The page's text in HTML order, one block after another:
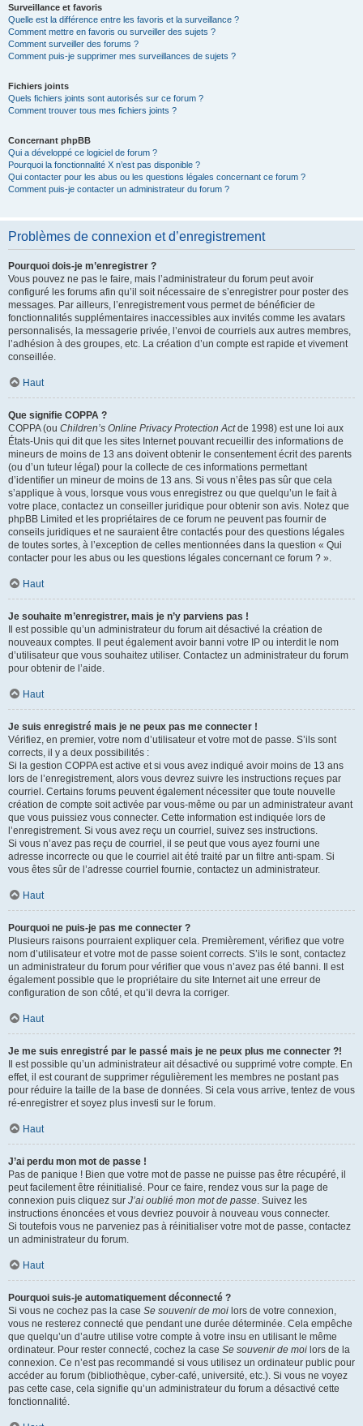
Surveillance et favoris
Quelle est la différence entre les favoris et la surveillance ?
Comment mettre en favoris ou surveiller des sujets ?
Comment surveiller des forums ?
Comment puis-je supprimer mes surveillances de sujets ?
Fichiers joints
Quels fichiers joints sont autorisés sur ce forum ?
Comment trouver tous mes fichiers joints ?
Concernant phpBB
Qui a développé ce logiciel de forum ?
Pourquoi la fonctionnalité X n’est pas disponible ?
Qui contacter pour les abus ou les questions légales concernant ce forum ?
Comment puis-je contacter un administrateur du forum ?
Problèmes de connexion et d’enregistrement
Pourquoi dois-je m’enregistrer ?
Vous pouvez ne pas le faire, mais l’administrateur du forum peut avoir
configuré les forums afin qu’il soit nécessaire de s’enregistrer pour poster des
messages. Par ailleurs, l’enregistrement vous permet de bénéficier de
fonctionnalités supplémentaires inaccessibles aux invités comme les avatars
personnalisés, la messagerie privée, l’envoi de courriels aux autres membres,
l’adhésion à des groupes, etc. La création d’un compte est rapide et vivement
conseillée.
Haut
Que signifie COPPA ?
COPPA (ou Children’s Online Privacy Protection Actde 1998) est une loi aux
États-Unis qui dit que les sites Internet pouvant recueillir des informations de
mineurs de moins de 13 ans doivent obtenir le consentement écrit des parents
(ou d’un tuteur légal) pour la collecte de ces informations permettant
d’identifier un mineur de moins de 13 ans. Si vous n’êtes pas sûr que cela
s’applique à vous, lorsque vous vous enregistrez ou que quelqu’un le fait à
votre place, contactez un conseiller juridique pour obtenir son avis. Notez que
phpBB Limited et les propriétaires de ce forum ne peuvent pas fournir de
conseils juridiques et ne sauraient être contactés pour des questions légales
de toutes sortes, à l’exception de celles mentionnées dans la question « Qui
contacter pour les abus ou les questions légales concernant ce forum ? ».
Haut
Je souhaite m’enregistrer, mais je n’y parviens pas !
Il est possible qu’un administrateur du forum ait désactivé la création de
nouveaux comptes. Il peut également avoir banni votre IP ou interdit le nom
d’utilisateur que vous souhaitez utiliser. Contactez un administrateur du forum
pour obtenir de l’aide.
Haut
Je suis enregistré mais je ne peux pas me connecter !
Vérifiez, en premier, votre nom d’utilisateur et votre mot de passe. S’ils sont
corrects, il y a deux possibilités :
Si la gestion COPPA est active et si vous avez indiqué avoir moins de 13 ans
lors de l’enregistrement, alors vous devrez suivre les instructions reçues par
courriel. Certains forums peuvent également nécessiter que toute nouvelle
création de compte soit activée par vous-même ou par un administrateur avant
que vous puissiez vous connecter. Cette information est indiquée lors de
l’enregistrement. Si vous avez reçu un courriel, suivez ses instructions.
Si vous n’avez pas reçu de courriel, il se peut que vous ayez fourni une
adresse incorrecte ou que le courriel ait été traité par un filtre anti-spam. Si
vous êtes sûr de l’adresse courriel fournie, contactez un administrateur.
Haut
Pourquoi ne puis-je pas me connecter ?
Plusieurs raisons pourraient expliquer cela. Premièrement, vérifiez que votre
nom d’utilisateur et votre mot de passe soient corrects. S’ils le sont, contactez
un administrateur du forum pour vérifier que vous n’avez pas été banni. Il est
également possible que le propriétaire du site Internet ait une erreur de
configuration de son côté, et qu’il devra la corriger.
Haut
Je me suis enregistré par le passé mais je ne peux plus me connecter ?!
Il est possible qu’un administrateur ait désactivé ou supprimé votre compte. En
effet, il est courant de supprimer régulièrement les membres ne postant pas
pour réduire la taille de la base de données. Si cela vous arrive, tentez de vous
ré-enregistrer et soyez plus investi sur le forum.
Haut
J’ai perdu mon mot de passe !
Pas de panique ! Bien que votre mot de passe ne puisse pas être récupéré, il
peut facilement être réinitialisé. Pour ce faire, rendez vous sur la page de
connexion puis cliquez sur J’ai oublié mon mot de passe. Suivez les
instructions énoncées et vous devriez pouvoir à nouveau vous connecter.
Si toutefois vous ne parveniez pas à réinitialiser votre mot de passe, contactez
un administrateur du forum.
Haut
Pourquoi suis-je automatiquement déconnecté ?
Si vous ne cochez pas la case Se souvenir de moi lors de votre connexion,
vous ne resterez connecté que pendant une durée déterminée. Cela empêche
que quelqu’un d’autre utilise votre compte à votre insu en utilisant le même
ordinateur. Pour rester connecté, cochez la case Se souvenir de moi lors de la
connexion. Ce n’est pas recommandé si vous utilisez un ordinateur public pour
accéder au forum (bibliothèque, cyber-café, université, etc.). Si vous ne voyez
pas cette case, cela signifie qu’un administrateur du forum a désactivé cette
fonctionnalité.